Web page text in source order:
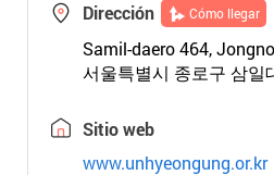
Dirección Cómo llegar
Samil-daero 464,
서울특별시 종로구 삼일
Sitio web
www.unhyeongung.or.kr